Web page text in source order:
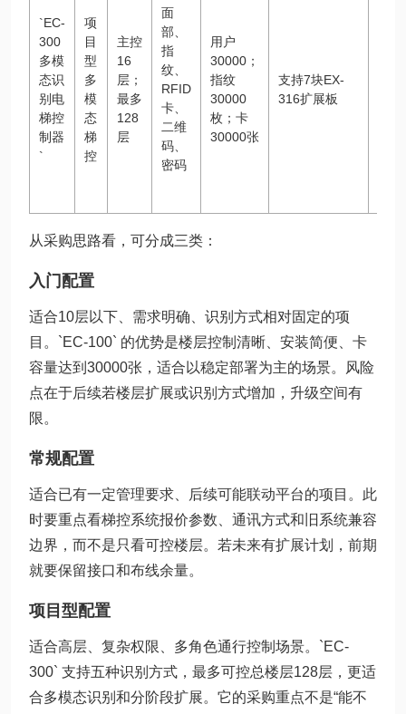
`EC-
300
多模
态识
别电
梯控
制器
`
项
目
型
多
模
态
梯
控
主控
16
层；
最多
128
层
面
部、
指
纹、
RFID
卡、
二维
码、
密码
用户
30000；
指纹
30000
枚；卡
30000张
支持7块EX-
316扩展板
从采购思路看，可分成三类：
入门配置
适合10层以下、需求明确、识别方式相对固定的项
目。`EC-100` 的优势是楼层控制清晰、安装简便、卡
容量达到30000张，适合以稳定部署为主的场景。风险
点在于后续若楼层扩展或识别方式增加，升级空间有
限。
常规配置
适合已有一定管理要求、后续可能联动平台的项目。此
时要重点看梯控系统报价参数、通讯方式和旧系统兼容
边界，而不是只看可控楼层。若未来有扩展计划，前期
就要保留接口和布线余量。
项目型配置
适合高层、复杂权限、多角色通行控制场景。`EC-
300` 支持五种识别方式，最多可控总楼层128层，更适
合多模态识别和分阶段扩展。它的采购重点不是“能不